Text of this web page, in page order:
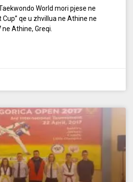
World mori pjese ne
qe u zhvillua ne Athine ne
Athine, Greqi.